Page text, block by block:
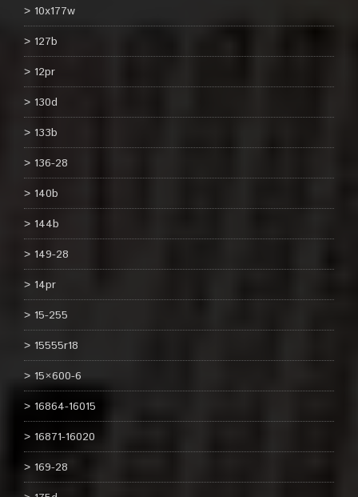
10x177w
127b
12pr
130d
133b
136-28
140b
144b
149-28
14pr
15-255
15555r18
15×600-6
16864-16015
16871-16020
169-28